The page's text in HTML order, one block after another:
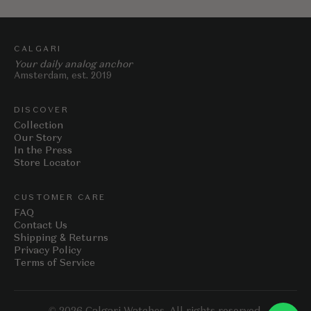
CALGARI
Your daily analog anchor
Amsterdam, est. 2019
DISCOVER
Collection
Our Story
In the Press
Store Locator
CUSTOMER CARE
FAQ
Contact Us
Shipping & Returns
Privacy Policy
Terms of Service